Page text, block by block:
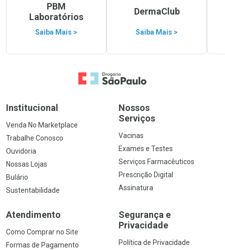
PBM
Laboratórios
Saiba Mais >
DermaClub
Saiba Mais >
Ir para a Home
Institucional
Venda No Marketplace
Trabalhe Conosco
Ouvidoria
Nossas Lojas
Bulário
Sustentabilidade
Nossos
Serviços
Vacinas
Exames e Testes
Serviços Farmacêuticos
Prescrição Digital
Assinatura
Atendimento
Como Comprar no Site
Formas de Pagamento
Segurança e
Privacidade
Política de Privacidade